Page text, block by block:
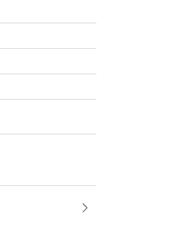
ただきます。
替用 360mL入り